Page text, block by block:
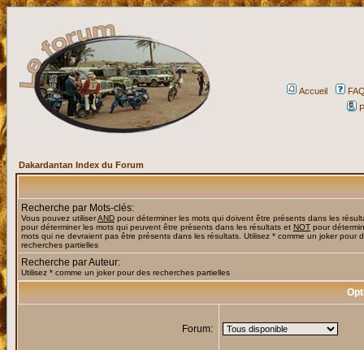
Accueil
Dakardantan Index du Forum
Recherche par Mots-clés:
Vous pouvez utiliserAND pour déterminer les mots qui doivent être présents dans les
pour déterminer les mots qui peuvent être présents dans les résultats et NOT pour
mots qui ne devraient pas être présents dans les résultats. Utilisez * comme un joker pour
recherches partielles
Recherche par Auteur:
Utilisez * comme un joker pour des recherches partielles
Forum: